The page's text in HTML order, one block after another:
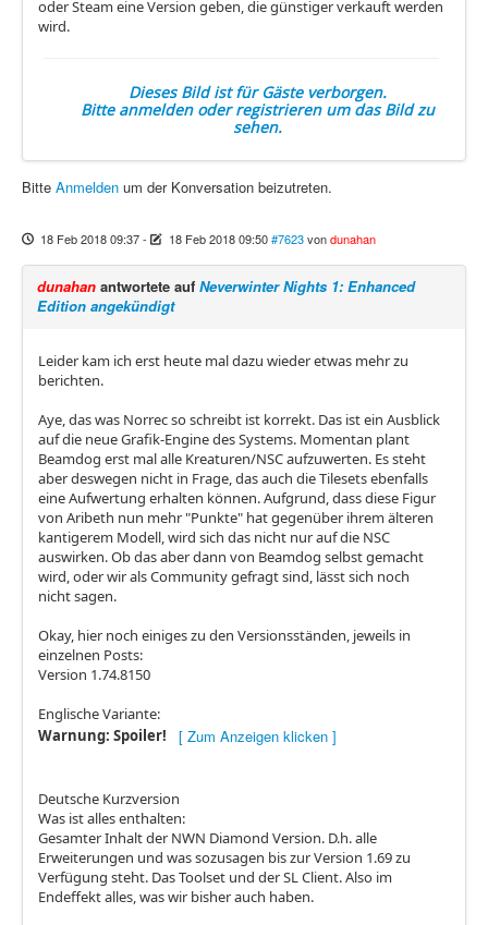
oder Steam eine Version geben, die günstiger verkauft werden
wird.
Dieses Bild ist für Gäste verborgen.
Bitte anmelden oder registrieren um das Bild zu
sehen.
Bitte Anmelden um der Konversation beizutreten.
18 Feb 2018 09:37- 18 Feb 2018 09:50#7623vondunahan
dunahan antwortete auf Neverwinter Nights 1: Enhanced
Edition angekündigt
Leider kam ich erst heute mal dazu wieder etwas mehr zu
berichten.
Aye, das was Norrec so schreibt ist korrekt. Das ist ein Ausblick
auf die neue Grafik-Engine des Systems. Momentan plant
Beamdog erst mal alle Kreaturen/NSC aufzuwerten. Es steht
aber deswegen nicht in Frage, das auch die Tilesets ebenfalls
eine Aufwertung erhalten können. Aufgrund, dass diese Figur
von Aribeth nun mehr "Punkte" hat gegenüber ihrem älteren
kantigerem Modell, wird sich das nicht nur auf die NSC
auswirken. Ob das aber dann von Beamdog selbst gemacht
wird, oder wir als Community gefragt sind, lässt sich noch
nicht sagen.
Okay, hier noch einiges zu den Versionsständen, jeweils in
einzelnen Posts:
Version 1.74.8150
Englische Variante:
Warnung: Spoiler!
Deutsche Kurzversion
Was ist alles enthalten:
Gesamter Inhalt der NWN Diamond Version. D.h. alle
Erweiterungen und was sozusagen bis zur Version 1.69 zu
Verfügung steht. Das Toolset und der SL Client. Also im
Endeffekt alles, was wir bisher auch haben.